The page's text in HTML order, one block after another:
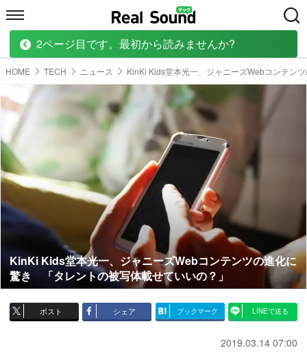
HOME MUSIC MOVIE TECH
HOME TECH ニュース KinKi Kids堂本光一、ジャニーズWebコンテン
KinKi Kids堂本光一、ジャニーズWebコンテンツの進化に
驚き 「タレントの被写体載せていいの？」
ポスト シェア ブックマーク LINEで送る
2019.03.14 07:00
2ページ目です。最初から読みませんか?